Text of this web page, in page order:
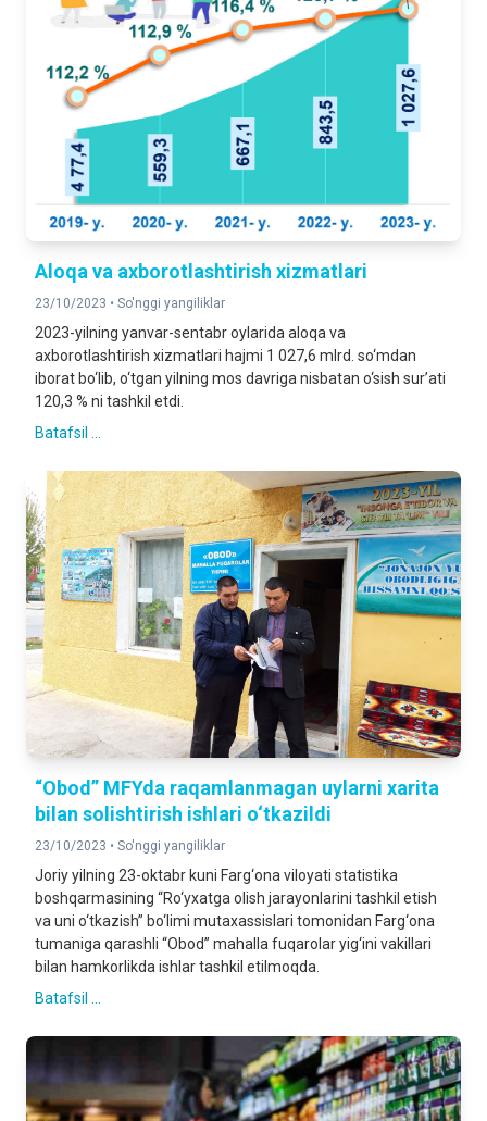
Aloqa va axborotlashtirish xizmatlari
23/10/2023 • So'nggi yangiliklar
2023-yilning yanvar-sentabr oylarida aloqa va
axborotlashtirish xizmatlari hajmi 1 027,6 mlrd. so‘mdan
iborat bo‘lib, o‘tgan yilning mos davriga nisbatan o‘sish sur’ati
120,3 % ni tashkil etdi.
Batafsil ...
“Obod” MFYda raqamlanmagan uylarni xarita
bilan solishtirish ishlari o‘tkazildi
23/10/2023 • So'nggi yangiliklar
Joriy yilning 23-oktabr kuni Farg‘ona viloyati statistika
boshqarmasining “Ro‘yxatga olish jarayonlarini tashkil etish
va uni o‘tkazish” bo‘limi mutaxassislari tomonidan Farg‘ona
tumaniga qarashli “Obod” mahalla fuqarolar yig‘ini vakillari
bilan hamkorlikda ishlar tashkil etilmoqda.
Batafsil ...